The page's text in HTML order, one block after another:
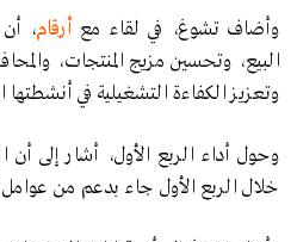
وأضاف تشوغ، في لقاء مع أرقام،
البيع، وتحسين مزيج المنتجات،
وتعزيز الكفاءة التشغيلية في أنشطتها
خلال الربع الأول جاء بدعم من